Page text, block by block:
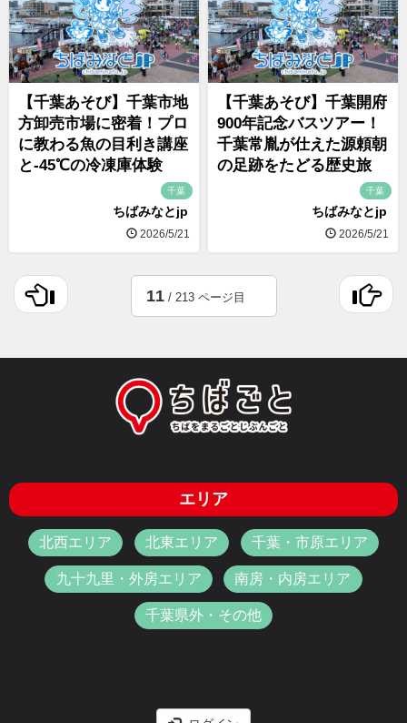
【千葉あそび】千葉市地
方卸売市場に密着！プロ
に教わる魚の目利き講座
と-45℃の冷凍庫体験
千葉
ちばみなとjp
2026/5/21
【千葉あそび】千葉開府
900年記念バスツアー！
千葉常胤が仕えた源頼朝
の足跡をたどる歴史旅
千葉
ちばみなとjp
2026/5/21
11/ 213 ページ目
エリア
北西エリア 北東エリア 千葉・市原エリア
九十九里・外房エリア 南房・内房エリア
千葉県外・その他